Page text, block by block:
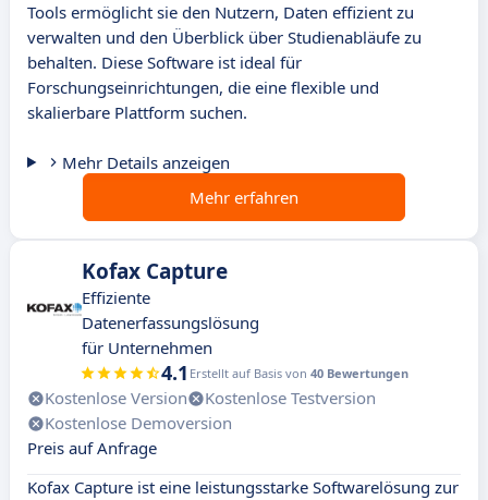
Tools ermöglicht sie den Nutzern, Daten effizient zu
verwalten und den Überblick über Studienabläufe zu
behalten. Diese Software ist ideal für
Forschungseinrichtungen, die eine flexible und
skalierbare Plattform suchen.
Mehr Details anzeigen
Mehr erfahren
Kofax Capture
Effiziente
Datenerfassungslösung
für Unternehmen
4.1 Erstellt auf Basis von 40 Bewertungen
Kostenlose Version
Kostenlose Testversion
Kostenlose Demoversion
Preis auf Anfrage
Kofax Capture ist eine leistungsstarke Softwarelösung zur